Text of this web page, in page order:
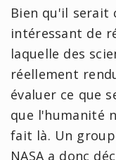
Bien qu'il serait
intéressant de
laquelle des
réellement
évaluer ce que
que l'humanité
fait là. Un
NASA a donc